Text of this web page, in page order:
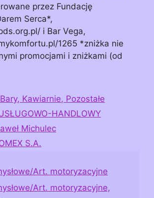
przez Fundację
Serca*,
i Bar Vega,
1265 *zniżka nie
promocjami i zniżkami (od
Kawiarnie, Pozostałe
HANDLOWY
Michulec
S.A.
Art. motoryzacyjne
Art. motoryzacyjne,